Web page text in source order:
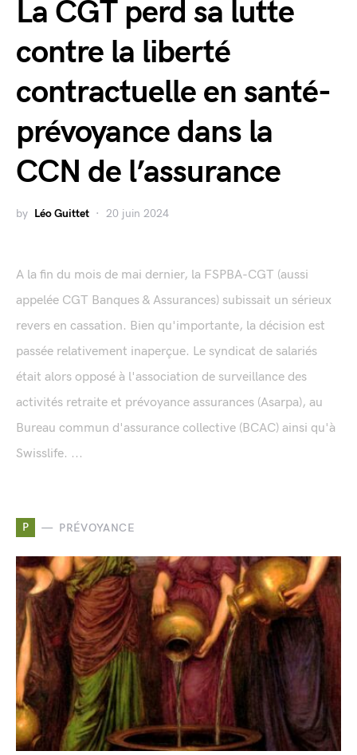
La CGT perd sa lutte
contre la liberté
contractuelle en santé-
prévoyance dans la
CCN de l’assurance
by Léo Guittet 20 juin 2024
A la fin du mois de mai dernier, la FSPBA-CGT (aussi
appelée CGT Banques & Assurances) subissait un sérieux
revers en cassation. Bien qu'importante, la décision est
passée relativement inaperçue. Le syndicat de salariés
était alors opposé à l'association de surveillance des
activités retraite et prévoyance assurances (Asarpa), au
Bureau commun d'assurance collective (BCAC) ainsi qu'à
Swisslife. ...
P PRÉVOYANCE